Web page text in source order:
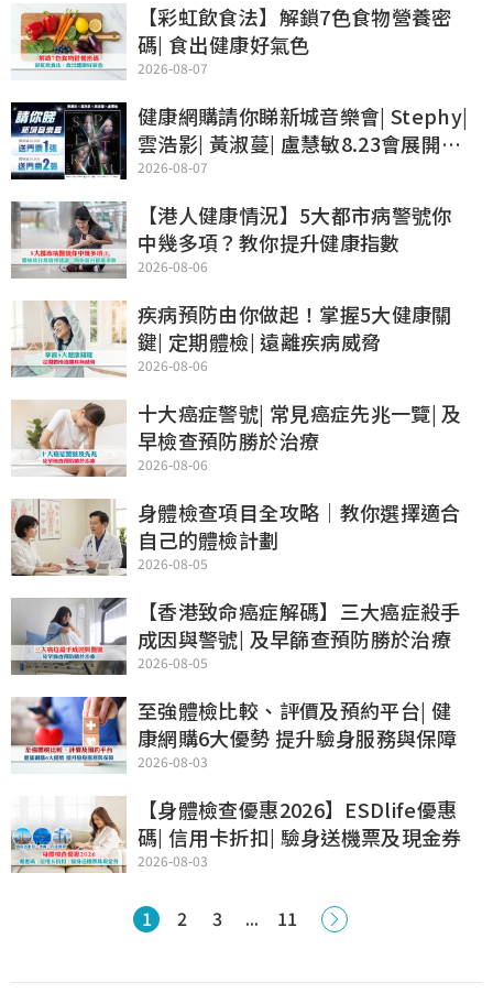
【彩虹飲食法】解鎖7色食物營養密
碼| 食出健康好氣色
2026-08-07
健康網購請你睇新城音樂會| Stephy|
雲浩影| 黃淑蔓| 盧慧敏8.23會展開
Show
2026-08-07
【港人健康情況】5大都市病警號你
中幾多項？教你提升健康指數
2026-08-06
疾病預防由你做起！掌握5大健康關
鍵| 定期體檢| 遠離疾病威脅
2026-08-06
十大癌症警號| 常見癌症先兆一覽| 及
早檢查預防勝於治療
2026-08-06
身體檢查項目全攻略｜教你選擇適合
自己的體檢計劃
2026-08-05
【香港致命癌症解碼】三大癌症殺手
成因與警號| 及早篩查預防勝於治療
2026-08-05
至強體檢比較、評價及預約平台| 健
康網購6大優勢 提升驗身服務與保障
2026-08-03
【身體檢查優惠2026】ESDlife優惠
碼| 信用卡折扣| 驗身送機票及現金券
2026-08-03
1 2 3 ... 11